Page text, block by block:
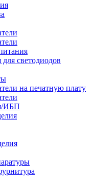
светодиодов
на печатную плату
ИБП